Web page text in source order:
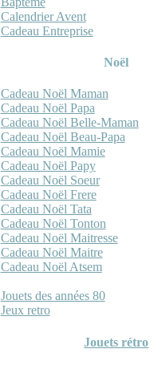
Calendrier Avent
Cadeau Entreprise
Noël
Cadeau Noël Maman
Cadeau Noël Papa
Cadeau Noël Belle-Maman
Cadeau Noël Beau-Papa
Cadeau Noël Mamie
Cadeau Noël Papy
Cadeau Noël Soeur
Cadeau Noël Frere
Cadeau Noël Tata
Cadeau Noël Tonton
Cadeau Noël Maitresse
Cadeau Noël Maitre
Cadeau Noël Atsem
Jouets des années 80
Jeux retro
Jouets rétro